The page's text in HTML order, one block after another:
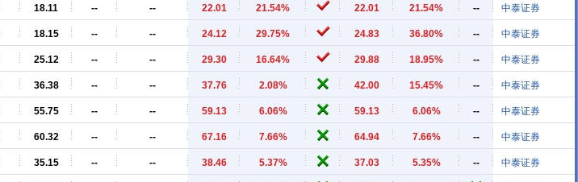
18.11 -- -- 22.01 21.54% 22.01 21.54% -- 中泰证券
18.15 -- -- 24.12 29.75% 24.83 36.80% -- 中泰证券
25.12 -- -- 29.30 16.64% 29.88 18.95% -- 中泰证券
36.38 -- -- 37.76 2.08% 42.00 15.45% -- 中泰证券
55.75 -- -- 59.13 6.06% 59.13 6.06% -- 中泰证券
60.32 -- -- 67.16 7.66% 64.94 7.66% -- 中泰证券
35.15 -- -- 38.46 5.37% 37.03 5.35% -- 中泰证券